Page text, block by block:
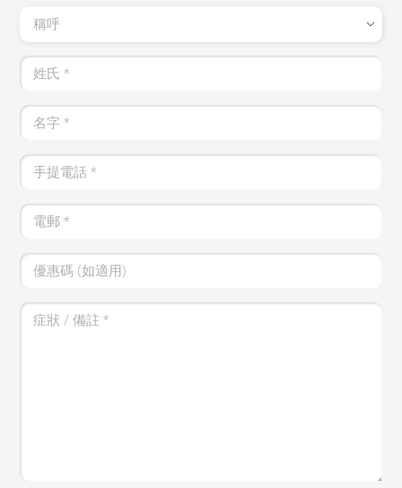
稱呼
姓氏*
名字*
手提電話*
電郵*
優惠碼 (如適用)
症狀 / 備註*